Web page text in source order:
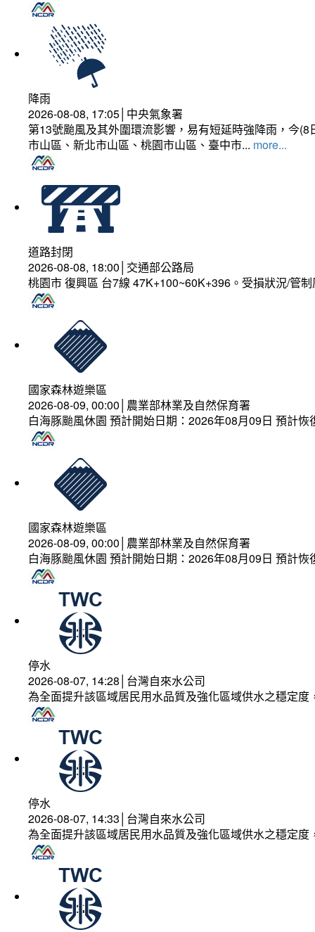
降雨
2026-08-08, 17:05│中央氣象署
第13號颱風及其外圍環流影響，易有短延時強降雨，今
市山區、新北市山區、桃園市山區、臺中市... more...
道路封閉
2026-08-08, 18:00│交通部公路局
桃園市 復興區 台7線 47K+100~60K+396。受損狀況/管
國家森林遊樂區
2026-08-09, 00:00│農業部林業及自然保育署
白海豚颱風休園 預計開始日期：2026年08月09日 預計
國家森林遊樂區
2026-08-09, 00:00│農業部林業及自然保育署
白海豚颱風休園 預計開始日期：2026年08月09日 預計
停水
2026-08-07, 14:28│台灣自來水公司
為全面提升該區域居民用水品質及強化區域供水之穩定
停水
2026-08-07, 14:33│台灣自來水公司
為全面提升該區域居民用水品質及強化區域供水之穩定